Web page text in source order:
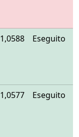
1,0588 Eseguito
1,0577 Eseguito